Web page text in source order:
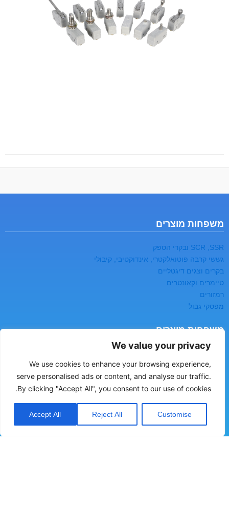
We value your privacy
We use cookies to enhance your browsing experience,
serve personalised ads or content, and analyse our traffic.
By clicking "Accept All", you consent to our use of cookies.
Customise
Reject All
Accept All
משפחות מוצרים
SCR ,SSR ובקרי הספק
גששי קרבה פוטואלקטרי, אינדוקטיבי, קיבולי
בקרים וצגים דיגטליים
טיימרים וקאונטרים
רמזורים
מפסקי גבול
משפחות מוצרים
בטיחות
מדי ומפסקי זרימה
מדי ומפסקי לחץ
מדי ומפסקי מפלס
רשמים ואוגרי נתונים
יצירת קשר